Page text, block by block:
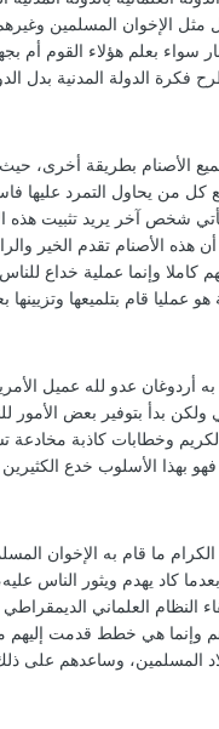
مثل الإخوان المسلمين
سواء بعلم هؤلاء القوم أم
فكرة الدولة المدنية بدل
الأصنام بطريقة أخرى،
من يحاول التمرد عليها
شخص آخر يريد تثبيت
أن هذه الأصنام تقدم الخير
وإنما عملية خداع
عمليا قام بتلميعها وتزيينها
به أردوغان عدو لله عميل
ولكن بدأ بتوفير بعض
الكريم وخطابات كاذبة
فهو بهذا الأسلوب خدع
الكرام ما قام به الإخوان
بعدما كاد يهدم ويثور الناس
النظام العلماني
وإنما هي خطط قدمت إليهم
المسلمين، وساعدهم على ذلك